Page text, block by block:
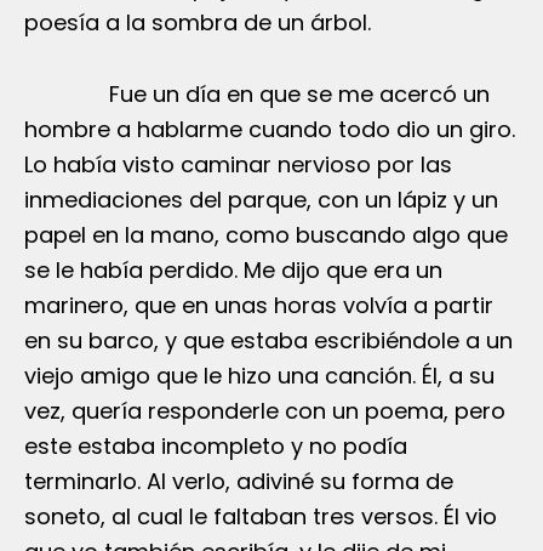
poesía a la sombra de un árbol.
Fue un día en que se me acercó un
hombre a hablarme cuando todo dio un giro.
Lo había visto caminar nervioso por las
inmediaciones del parque, con un lápiz y un
papel en la mano, como buscando algo que
se le había perdido. Me dijo que era un
marinero, que en unas horas volvía a partir
en su barco, y que estaba escribiéndole a un
viejo amigo que le hizo una canción. Él, a su
vez, quería responderle con un poema, pero
este estaba incompleto y no podía
terminarlo. Al verlo, adiviné su forma de
soneto, al cual le faltaban tres versos. Él vio